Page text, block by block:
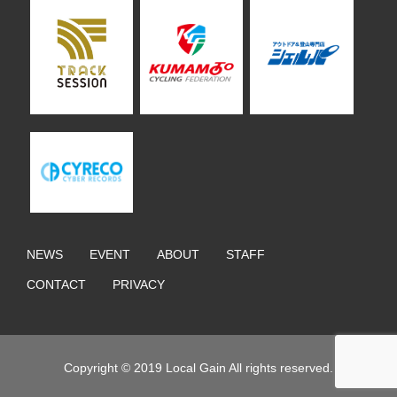
NEWS EVENT ABOUT STAFF
CONTACT PRIVACY
Copyright © 2019 Local Gain All rights reserved.